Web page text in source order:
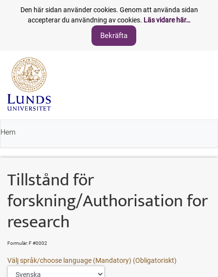
Den här sidan använder cookies. Genom att använda sidan
accepterar du användning av cookies. Läs vidare här…
Hem
Tillstånd för
forskning/Authorisation for
research
Formulär: F #0002
Välj språk/choose language (Mandatory)